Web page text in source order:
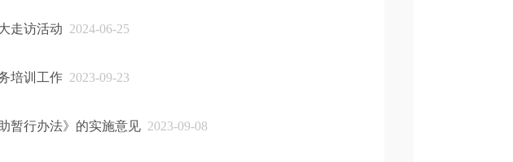
走访活动 2024-06-25
培训工作 2023-09-23
暂行办法》的实施意见 2023-09-08